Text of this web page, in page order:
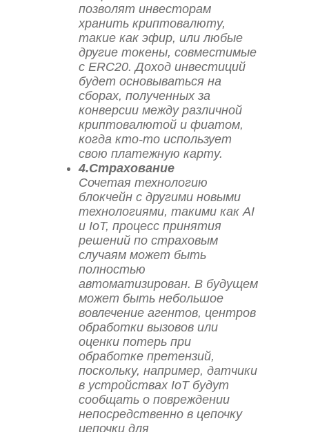
позволят инвесторам
хранить криптовалюту,
такие как эфир, или любые
другие токены, совместимые
с ERC20. Доход инвестиций
будет основываться на
сборах, полученных за
конверсии между различной
криптовалютой и фиатом,
когда кто-то использует
свою платежную карту.
4.Страхование
Сочетая технологию
блокчейн с другими новыми
технологиями, такими как AI
и IoT, процесс принятия
решений по страховым
случаям может быть
полностью
автоматизирован. В будущем
может быть небольшое
вовлечение агентов, центров
обработки вызовов или
оценки потерь при
обработке претензий,
поскольку, например, датчики
в устройствах IoT будут
сообщать о повреждении
непосредственно в цепочку
цепочки для